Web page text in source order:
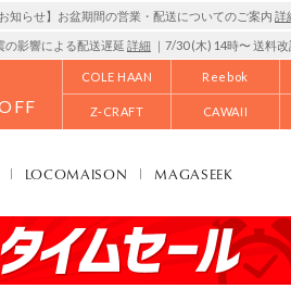
お知らせ】お盆期間の営業・配送についてのご案内 詳
の影響による配送遅延 詳細 ｜7/30 (木) 14時〜 送料
COLE HAAN Reebok
Z-CRAFT CAWAII
LOCOMAISON MAGASEEK